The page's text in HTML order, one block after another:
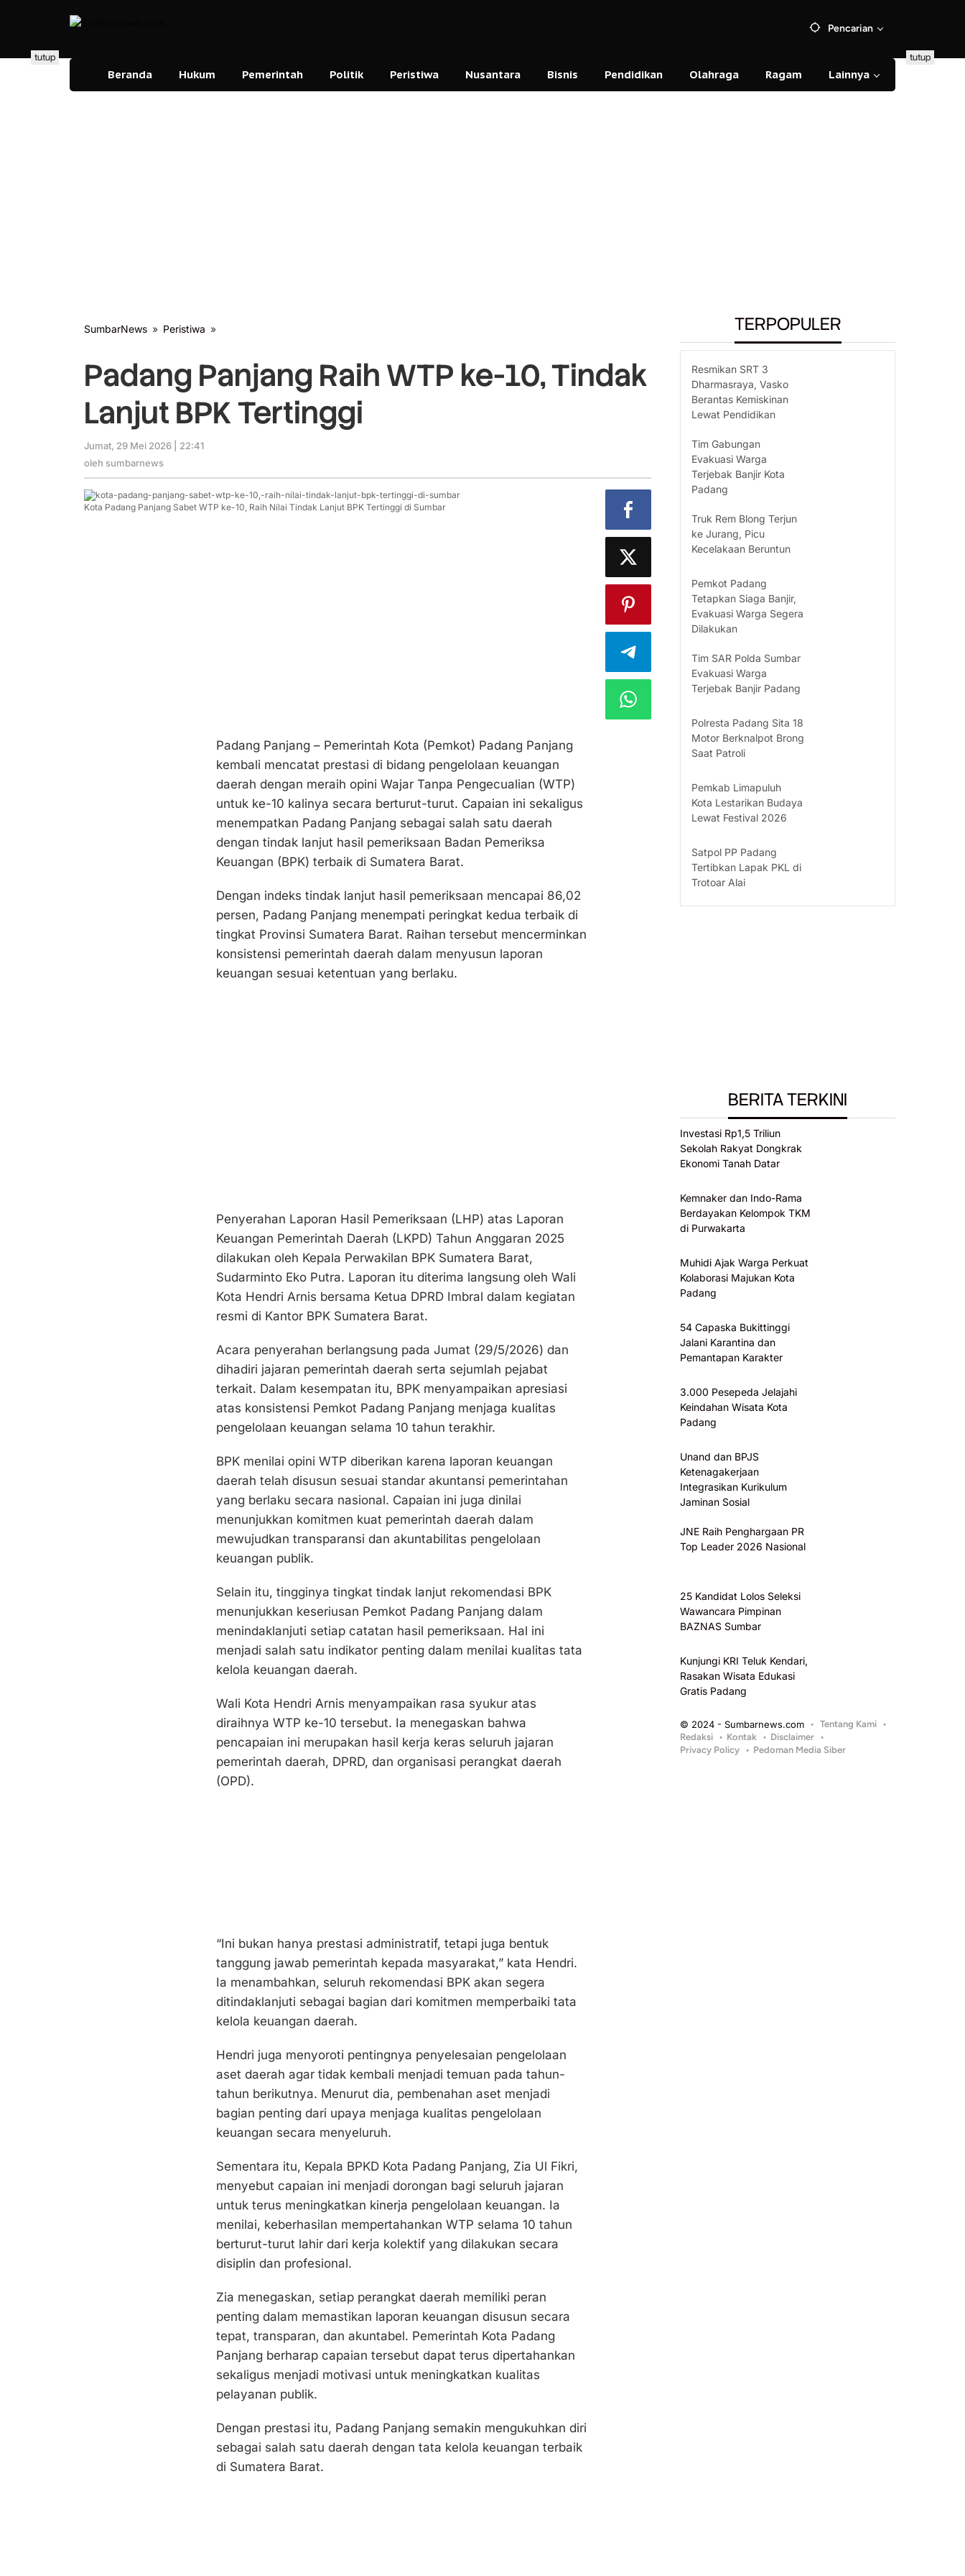
Pencarian
Beranda Hukum Pemerintah Politik Peristiwa Nusantara Bisnis Pendidikan Olahraga Ragam Lainnya
tutup tutup
SumbarNews » Peristiwa »
WTP
ke-
10,
Tindak
Padang Panjang Raih WTP ke-10, Tindak
Lanjut BPK Tertinggi
Jumat, 29 Mei 2026 | 22:41
oleh sumbarnews
Kota Padang Panjang Sabet WTP ke-10, Raih Nilai Tindak Lanjut BPK Tertinggi di Sumbar
Padang Panjang – Pemerintah Kota (Pemkot) Padang Panjang
kembali mencatat prestasi di bidang pengelolaan keuangan
daerah dengan meraih opini Wajar Tanpa Pengecualian (WTP)
untuk ke-10 kalinya secara berturut-turut. Capaian ini sekaligus
menempatkan Padang Panjang sebagai salah satu daerah
dengan tindak lanjut hasil pemeriksaan Badan Pemeriksa
Keuangan (BPK) terbaik di Sumatera Barat.
Dengan indeks tindak lanjut hasil pemeriksaan mencapai 86,02
persen, Padang Panjang menempati peringkat kedua terbaik di
tingkat Provinsi Sumatera Barat. Raihan tersebut mencerminkan
konsistensi pemerintah daerah dalam menyusun laporan
keuangan sesuai ketentuan yang berlaku.
Penyerahan Laporan Hasil Pemeriksaan (LHP) atas Laporan
Keuangan Pemerintah Daerah (LKPD) Tahun Anggaran 2025
dilakukan oleh Kepala Perwakilan BPK Sumatera Barat,
Sudarminto Eko Putra. Laporan itu diterima langsung oleh Wali
Kota Hendri Arnis bersama Ketua DPRD Imbral dalam kegiatan
resmi di Kantor BPK Sumatera Barat.
Acara penyerahan berlangsung pada Jumat (29/5/2026) dan
dihadiri jajaran pemerintah daerah serta sejumlah pejabat
terkait. Dalam kesempatan itu, BPK menyampaikan apresiasi
atas konsistensi Pemkot Padang Panjang menjaga kualitas
pengelolaan keuangan selama 10 tahun terakhir.
BPK menilai opini WTP diberikan karena laporan keuangan
daerah telah disusun sesuai standar akuntansi pemerintahan
yang berlaku secara nasional. Capaian ini juga dinilai
menunjukkan komitmen kuat pemerintah daerah dalam
mewujudkan transparansi dan akuntabilitas pengelolaan
keuangan publik.
Selain itu, tingginya tingkat tindak lanjut rekomendasi BPK
menunjukkan keseriusan Pemkot Padang Panjang dalam
menindaklanjuti setiap catatan hasil pemeriksaan. Hal ini
menjadi salah satu indikator penting dalam menilai kualitas tata
kelola keuangan daerah.
Wali Kota Hendri Arnis menyampaikan rasa syukur atas
diraihnya WTP ke-10 tersebut. Ia menegaskan bahwa
pencapaian ini merupakan hasil kerja keras seluruh jajaran
pemerintah daerah, DPRD, dan organisasi perangkat daerah
(OPD).
“Ini bukan hanya prestasi administratif, tetapi juga bentuk
tanggung jawab pemerintah kepada masyarakat,” kata Hendri.
Ia menambahkan, seluruh rekomendasi BPK akan segera
ditindaklanjuti sebagai bagian dari komitmen memperbaiki tata
kelola keuangan daerah.
Hendri juga menyoroti pentingnya penyelesaian pengelolaan
aset daerah agar tidak kembali menjadi temuan pada tahun-
tahun berikutnya. Menurut dia, pembenahan aset menjadi
bagian penting dari upaya menjaga kualitas pengelolaan
keuangan secara menyeluruh.
Sementara itu, Kepala BPKD Kota Padang Panjang, Zia Ul Fikri,
menyebut capaian ini menjadi dorongan bagi seluruh jajaran
untuk terus meningkatkan kinerja pengelolaan keuangan. Ia
menilai, keberhasilan mempertahankan WTP selama 10 tahun
berturut-turut lahir dari kerja kolektif yang dilakukan secara
disiplin dan profesional.
Zia menegaskan, setiap perangkat daerah memiliki peran
penting dalam memastikan laporan keuangan disusun secara
tepat, transparan, dan akuntabel. Pemerintah Kota Padang
Panjang berharap capaian tersebut dapat terus dipertahankan
sekaligus menjadi motivasi untuk meningkatkan kualitas
pelayanan publik.
Dengan prestasi itu, Padang Panjang semakin mengukuhkan diri
sebagai salah satu daerah dengan tata kelola keuangan terbaik
di Sumatera Barat.
TERPOPULER
Resmikan SRT 3
Dharmasraya, Vasko
Berantas Kemiskinan
Lewat Pendidikan
Tim Gabungan
Evakuasi Warga
Terjebak Banjir Kota
Padang
Truk Rem Blong Terjun
ke Jurang, Picu
Kecelakaan Beruntun
Pemkot Padang
Tetapkan Siaga Banjir,
Evakuasi Warga Segera
Dilakukan
Tim SAR Polda Sumbar
Evakuasi Warga
Terjebak Banjir Padang
Polresta Padang Sita 18
Motor Berknalpot Brong
Saat Patroli
Pemkab Limapuluh
Kota Lestarikan Budaya
Lewat Festival 2026
Satpol PP Padang
Tertibkan Lapak PKL di
Trotoar Alai
BERITA TERKINI
Investasi Rp1,5 Triliun
Sekolah Rakyat Dongkrak
Ekonomi Tanah Datar
Kemnaker dan Indo-Rama
Berdayakan Kelompok TKM
di Purwakarta
Muhidi Ajak Warga Perkuat
Kolaborasi Majukan Kota
Padang
54 Capaska Bukittinggi
Jalani Karantina dan
Pemantapan Karakter
3.000 Pesepeda Jelajahi
Keindahan Wisata Kota
Padang
Unand dan BPJS
Ketenagakerjaan
Integrasikan Kurikulum
Jaminan Sosial
JNE Raih Penghargaan PR
Top Leader 2026 Nasional
25 Kandidat Lolos Seleksi
Wawancara Pimpinan
BAZNAS Sumbar
Kunjungi KRI Teluk Kendari,
Rasakan Wisata Edukasi
Gratis Padang
© 2024 - Sumbarnews.com
Tentang Kami
Redaksi
Kontak
Disclaimer
Privacy Policy
Pedoman Media Siber